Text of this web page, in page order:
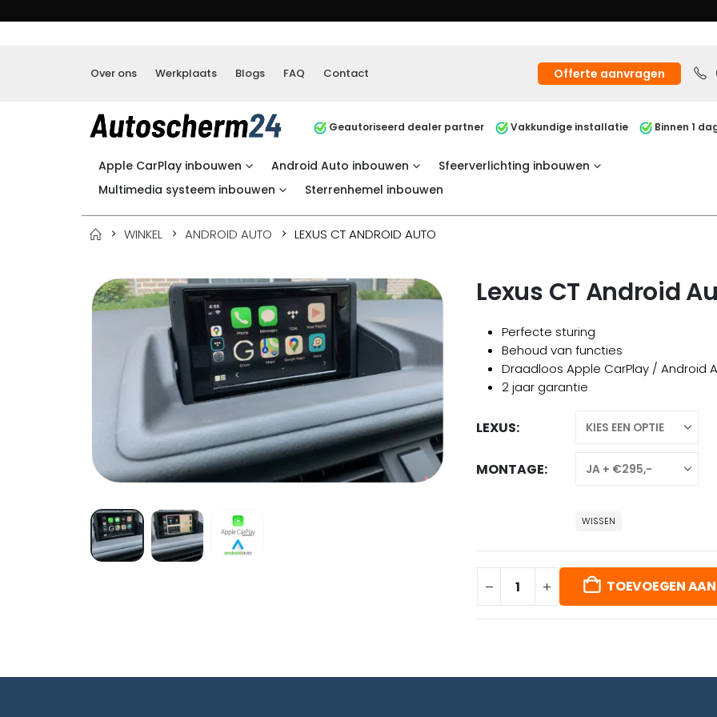
Over ons Werkplaats Blogs FAQ Contact Offerte aanvragen
Geautoriseerd dealer partner Vakkundige installatie Binnen 1
Apple CarPlay inbouwen Android Auto inbouwen
Sfeerverlichting inbouwen
Multimedia systeem inbouwen
Sterrenhemel inbouwen
WINKEL ANDROID AUTO LEXUS CT ANDROID AUTO
Lexus CT Android
Perfecte sturing
Behoud van functies
Draadloos Apple CarPlay / Android
2 jaar garantie
LEXUS
MONTAGE
WISSEN
TOEVOEGEN